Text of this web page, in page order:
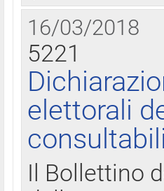
16/03/2018
5221
elettorali
Il Bollettino